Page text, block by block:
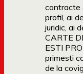
contracte
profil, ai
juridic, ai
CARTE
ESTI
primesti
de la